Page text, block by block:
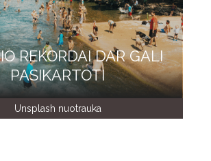
REKORDAI DAR GALI
PASIKARTOTI
Unsplash nuotrauka